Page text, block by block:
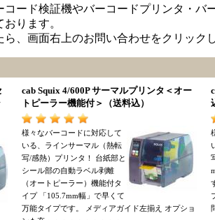
ード検証機やバーコードプリンタ・
ります。
、画面右上のお問い合わせをクリック
cab Squix 4/600P サーマルプリンタ ＜オー
トピーラー機能付＞（送料込）
様々なバーコードに対応して
いる
ラインサーマル （熱転
写/感熱） プリンタ ！ 台紙部と
シール部の自動ラベル剥離
（オートピーラー） 機能付タ
イプ「105.7mm幅 」 で早くて
万能タイプです。 メディアガイド左揃え オプショ